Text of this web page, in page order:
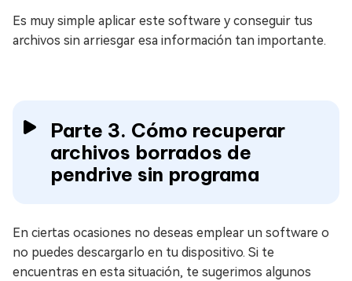
Es muy simple aplicar este software y conseguir tus
archivos sin arriesgar esa información tan importante.
Parte 3. Cómo recuperar
archivos borrados de
pendrive sin programa
En ciertas ocasiones no deseas emplear un software o
no puedes descargarlo en tu dispositivo. Si te
encuentras en esta situación, te sugerimos algunos